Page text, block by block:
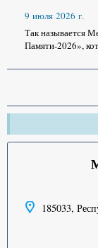
9 июля 2026 г.
Так называется
Памяти-2026»,
185033,